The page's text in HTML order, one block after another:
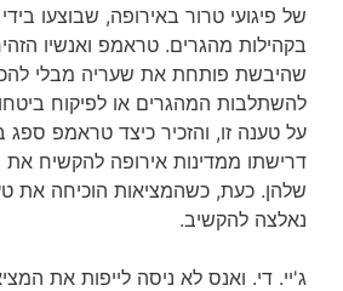
של פיגועי טרור באירופה, שבוצעו
בקהילות מהגרים. טראמפ ואנשיו
שהיבשת פותחת את שעריה מבלי
להשתלבות המהגרים או לפיקוח
על טענה זו, והזכיר כיצד טראמפ
דרישתו ממדינות אירופה להקשיח את
שלהן. כעת, כשהמציאות הוכיחה את
נאלצה להקשיב.
ג'יי. די. ואנס לא ניסה לייפות את